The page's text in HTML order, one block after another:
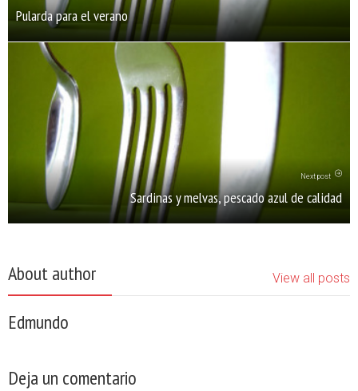
Pularda para el verano
Next post
Sardinas y melvas, pescado azul de calidad
About author View all posts
Edmundo
Deja un comentario